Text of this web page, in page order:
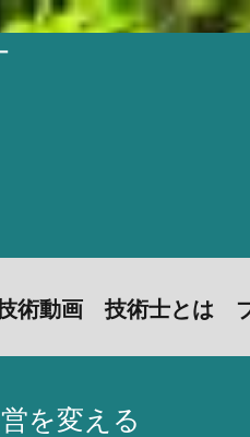
術動画 技術士とは
を変える